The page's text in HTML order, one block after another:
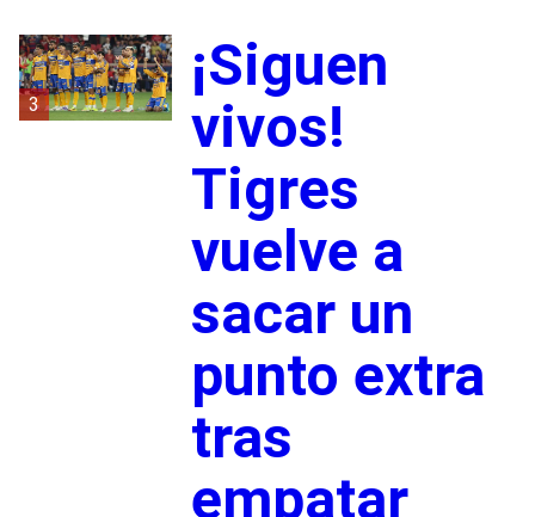
3
¡Siguen
vivos!
Tigres
vuelve a
sacar un
punto extra
tras
empatar